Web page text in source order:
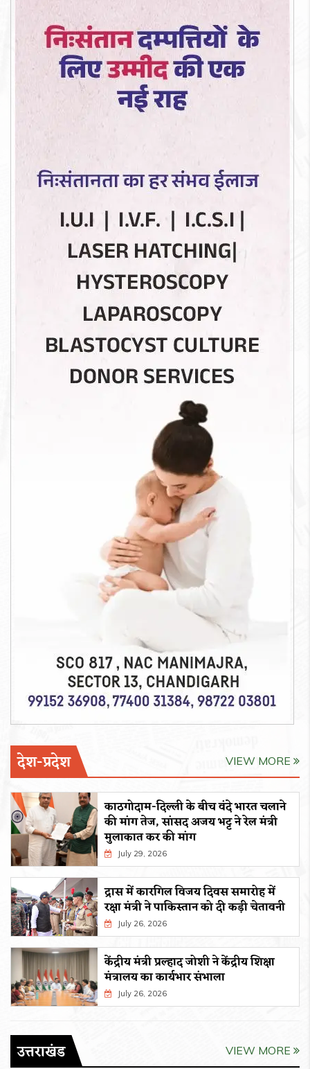
देश-प्रदेश VIEW MORE
काठगोदाम-दिल्ली के बीच वंदे भारत चलाने
की मांग तेज, सांसद अजय भट्ट ने रेल मंत्री
मुलाकात कर की मांग
July 29, 2026
द्रास में कारगिल विजय दिवस समारोह में
रक्षा मंत्री ने पाकिस्तान को दी कड़ी चेतावनी
July 26, 2026
केंद्रीय मंत्री प्रल्हाद जोशी ने केंद्रीय शिक्षा
मंत्रालय का कार्यभार संभाला
July 26, 2026
उत्तराखंड VIEW MORE